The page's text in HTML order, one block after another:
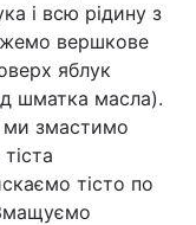
і всю рідину з
вершкове
яблук
шматка масла).
змастимо
тісто по